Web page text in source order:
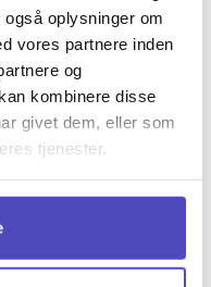
oplysninger om
vores partnere inden
og
kombinere disse
givet dem, eller som
tjenester.
i1. kvartal 2020. Så
siden starten af2019
positivt afkast.
ud af hvilken af
et